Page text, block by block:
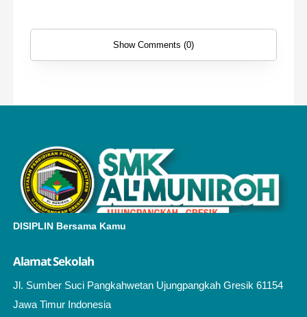
Show Comments (0)
DISIPLIN Bersama Kamu
Alamat Sekolah
Jl. Sumber Suci Pangkahwetan Ujungpangkah Gresik 61154
Jawa Timur Indonesia